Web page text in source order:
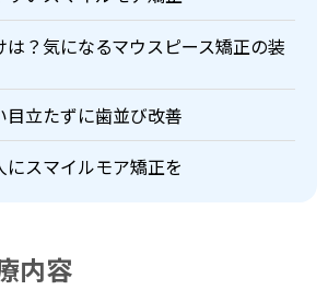
は？気になるマウスピース矯正の装
立たずに歯並び改善
スマイルモア矯正を
内容